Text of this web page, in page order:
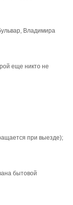
Владимира
еще никто не
при выезде);
бытовой